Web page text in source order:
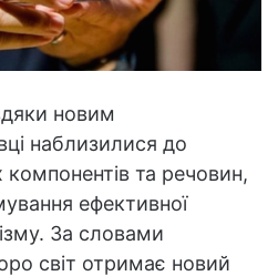
новим
наблизилися до
та речовин,
ефективної
За словами
світ отримає новий